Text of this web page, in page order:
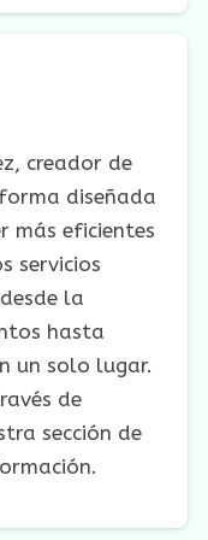
creador de
diseñada
más eficientes
servicios
la
hasta
un solo lugar.
de
sección de